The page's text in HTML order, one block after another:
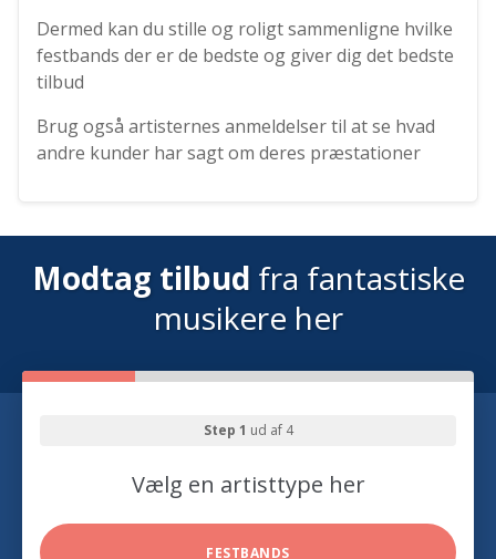
Dermed kan du stille og roligt sammenligne hvilke
festbands der er de bedste og giver dig det bedste
tilbud
Brug også artisternes anmeldelser til at se hvad
andre kunder har sagt om deres præstationer
Modtag tilbud fra fantastiske
musikere her
Step 1 ud af 4
Vælg en artisttype her
FESTBANDS